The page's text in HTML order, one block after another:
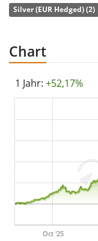
Silver (EUR Hedged) (2)
Chart
1 Jahr: +52,17%
Oct '25